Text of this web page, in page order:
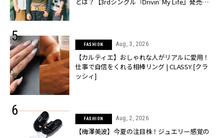
とは？【3rdシングル『Drivin' My Life』発売】 |
FASHION Aug, 3, 2026
【カルティエ】おしゃれな人がリアルに愛用！
仕事で自信をくれる相棒リング | CLASSY.[クラ
ッシィ]
FASHION Aug, 2, 2026
【梅澤美波】今夏の注目株！ジュエリー感覚の